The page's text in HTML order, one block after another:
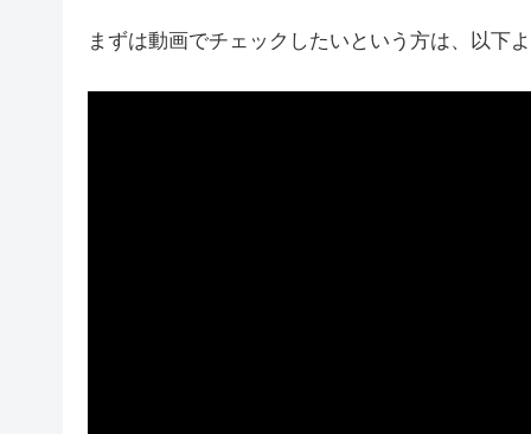
まずは動画でチェックしたいという方は、以下